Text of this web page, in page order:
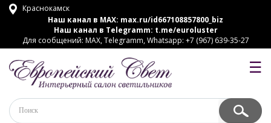
Краснокамск
Наш канал в MAX: max.ru/id667108857800_biz
Наш канал в Telegramm: t.me/euroluster
Для сообщений: MAX, Telegramm, Whatsapp: +7 (967) 639-35-27
☰